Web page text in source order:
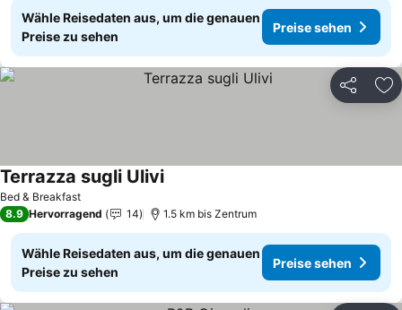
Wähle Reisedaten aus, um die genauen
Preise zu sehen
Preise sehen
Teilen
Bed & Breakfast
Terrazza sugli UliviPreise sehen
8.9 Hervorragend 14 1.5 km bis Zentrum
Wähle Reisedaten aus, um die genauen
Preise zu sehen
Preise sehen